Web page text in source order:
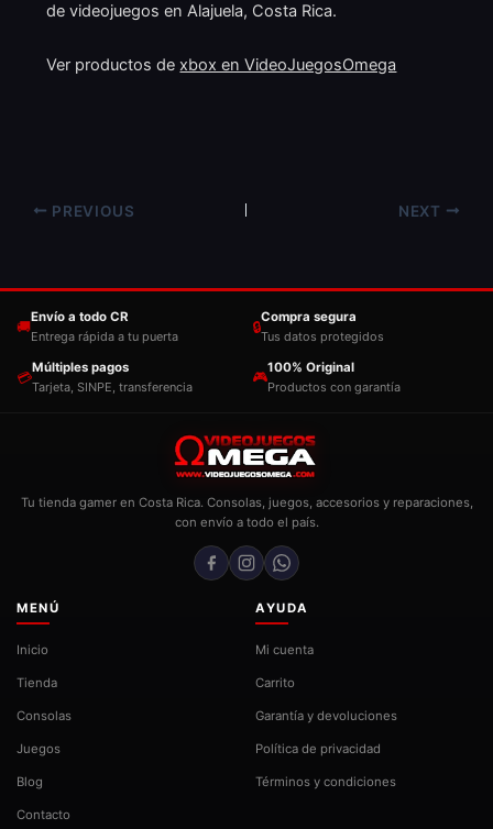
de videojuegos en Alajuela, Costa Rica.
Ver productos dexbox en VideoJuegosOmega
PREVIOUS NEXT
🚚
Envío a todo CR
Entrega rápida a tu puerta
🔒
Compra segura
Tus datos protegidos
💳
Múltiples pagos
Tarjeta, SINPE, transferencia
🎮
100% Original
Productos con garantía
Tu tienda gamer en Costa Rica. Consolas, juegos, accesorios y reparaciones,
con envío a todo el país.
MENÚ
Inicio
Tienda
Consolas
Juegos
Blog
Contacto
AYUDA
Mi cuenta
Carrito
Garantía y devoluciones
Política de privacidad
Términos y condiciones